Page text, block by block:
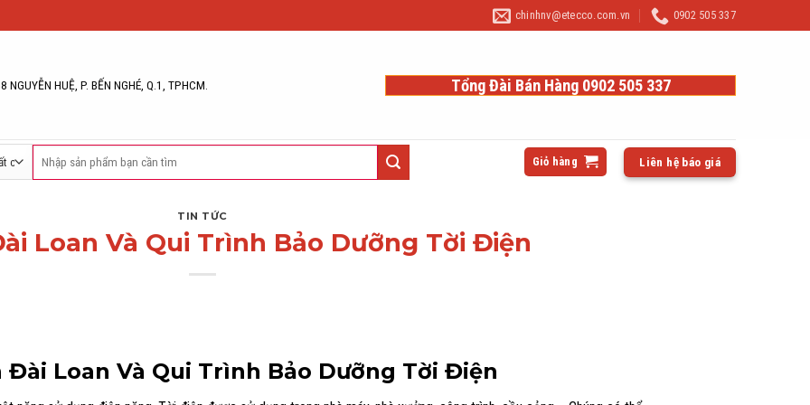
chinhnv@etecco.com.vn 0902 505 337
NGUYỄN HUỆ, P. BẾN NGHÉ, Q.1, TPHCM. Tổng Đài Bán Hàng 0902 505 337
kiếm:
Giỏ hàng Liên hệ báo giá
TIN TỨC
Loan Và Qui Trình Bảo Dưỡng Tời Điện
Đài Loan Và Qui Trình Bảo Dưỡng Tời Điện